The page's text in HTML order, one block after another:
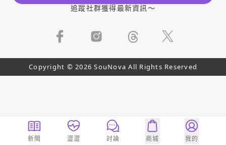
追蹤社群獲得最新資訊～
Copyright © 2026 SouNova All Rights Reserved
新聞 澀澀 討論 商城 我的